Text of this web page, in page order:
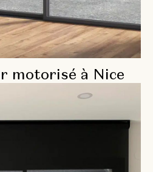
motorisé à Nice